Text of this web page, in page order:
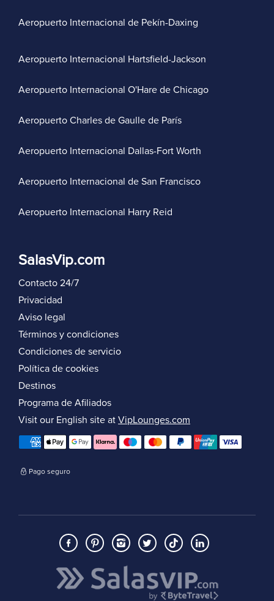
Aeropuerto Internacional de Pekín-Daxing
Aeropuerto Internacional Hartsfield-Jackson
Aeropuerto Internacional O'Hare de Chicago
Aeropuerto Charles de Gaulle de París
Aeropuerto Internacional Dallas-Fort Worth
Aeropuerto Internacional de San Francisco
Aeropuerto Internacional Harry Reid
SalasVip.com
Contacto 24/7
Privacidad
Aviso legal
Términos y condiciones
Condiciones de servicio
Política de cookies
Destinos
Programa de Afiliados
Visit our English site at VipLounges.com
Pago seguro